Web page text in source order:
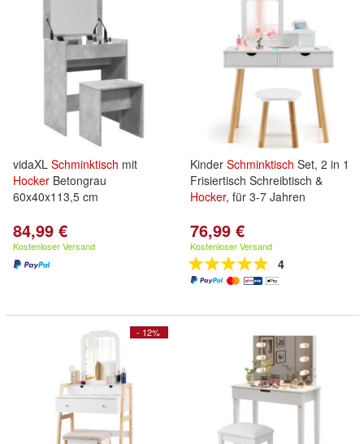
vidaXL Schminktisch mit
Hocker Betongrau
60x40x113,5 cm
84,99 €
Kostenloser Versand
Kinder Schminktisch Set, 2 in 1
Frisiertisch Schreibtisch &
Hocker, für 3-7 Jahren
76,99 €
Kostenloser Versand
4
- 12%